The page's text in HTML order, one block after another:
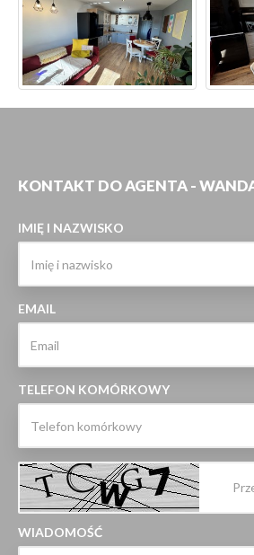
KONTAKT DO AGENTA -
IMIĘ I NAZWISKO
EMAIL
TELEFON KOMÓRKOWY
WIADOMOŚĆ